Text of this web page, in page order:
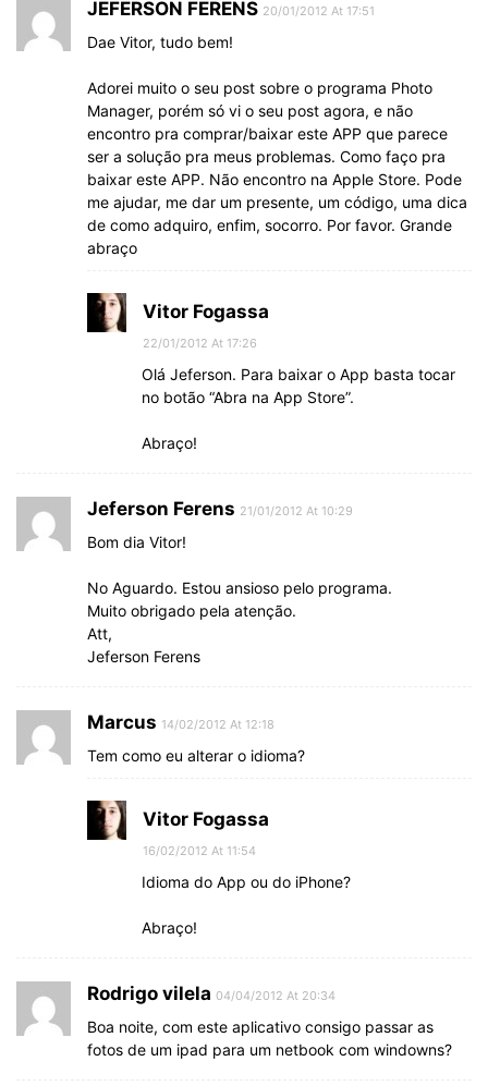
JEFERSON FERENS 20/01/2012 At 17:51
Dae Vitor, tudo bem!
Adorei muito o seu post sobre o programa Photo
Manager, porém só vi o seu post agora, e não
encontro pra comprar/baixar este APP que parece
ser a solução pra meus problemas. Como faço pra
baixar este APP. Não encontro na Apple Store. Pode
me ajudar, me dar um presente, um código, uma dica
de como adquiro, enfim, socorro. Por favor. Grande
abraço
Vitor Fogassa
22/01/2012 At 17:26
Olá Jeferson. Para baixar o App basta tocar
no botão “Abra na App Store”.
Abraço!
Jeferson Ferens 21/01/2012 At 10:29
Bom dia Vitor!
No Aguardo. Estou ansioso pelo programa.
Muito obrigado pela atenção.
Att,
Jeferson Ferens
Marcus 14/02/2012 At 12:18
Tem como eu alterar o idioma?
Vitor Fogassa
16/02/2012 At 11:54
Idioma do App ou do iPhone?
Abraço!
Rodrigo vilela 04/04/2012 At 20:34
Boa noite, com este aplicativo consigo passar as
fotos de um ipad para um netbook com windowns?